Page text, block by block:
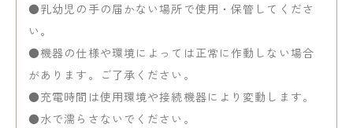
●乳幼児の手の届かない場所で使用・保管してくださ
い。
●機器の仕様や環境によっては正常に作動しない場合
があります。ご了承ください。
●充電時間は使用環境や接続機器により変動します。
●水で濡らさないでください。